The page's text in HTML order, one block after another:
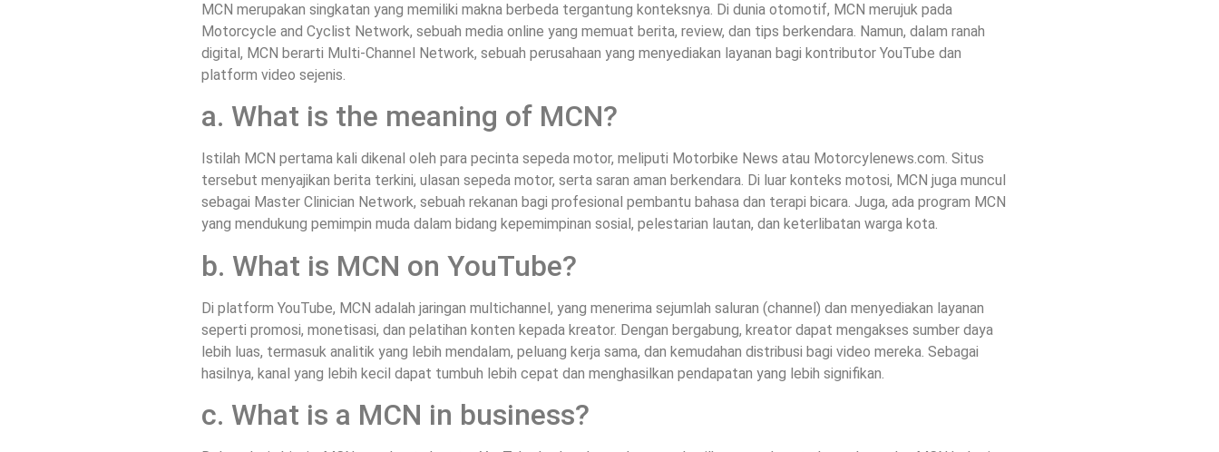
MCN merupakan singkatan yang memiliki makna berbeda tergantung konteksnya. Di dunia otomotif, MCN merujuk pada
Motorcycle and Cyclist Network, sebuah media online yang memuat berita, review, dan tips berkendara. Namun, dalam ranah
digital, MCN berarti Multi‑Channel Network, sebuah perusahaan yang menyediakan layanan bagi kontributor YouTube dan
platform video sejenis.
a. What is the meaning of MCN?
Istilah MCN pertama kali dikenal oleh para pecinta sepeda motor, meliputi Motorbike News atau Motorcylenews.com. Situs
tersebut menyajikan berita terkini, ulasan sepeda motor, serta saran aman berkendara. Di luar konteks motosi, MCN juga muncul
sebagai Master Clinician Network, sebuah rekanan bagi profesional pembantu bahasa dan terapi bicara. Juga, ada program MCN
yang mendukung pemimpin muda dalam bidang kepemimpinan sosial, pelestarian lautan, dan keterlibatan warga kota.
b. What is MCN on YouTube?
Di platform YouTube, MCN adalah jaringan multichannel, yang menerima sejumlah saluran (channel) dan menyediakan layanan
seperti promosi, monetisasi, dan pelatihan konten kepada kreator. Dengan bergabung, kreator dapat mengakses sumber daya
lebih luas, termasuk analitik yang lebih mendalam, peluang kerja sama, dan kemudahan distribusi bagi video mereka. Sebagai
hasilnya, kanal yang lebih kecil dapat tumbuh lebih cepat dan menghasilkan pendapatan yang lebih signifikan.
c. What is a MCN in business?